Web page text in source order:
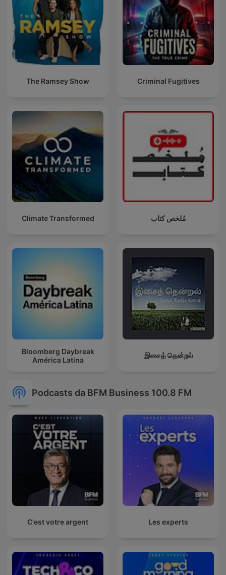
The Ramsey Show Criminal Fugitives
Climate Transformed مُلخص كتاب
Bloomberg Daybreak
América Latina
இசைத் தென்றல்
Podcasts da BFM Business 100.8 FM
C'est votre argent Les experts